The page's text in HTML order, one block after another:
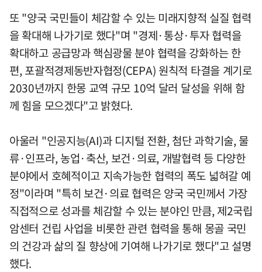
또 "양국 국민들이 체감할 수 있는 미래지향적 실질 협력
을 확대해 나가기로 했다"며 "경제·통상·투자 협력을
확대하고 공급망과 핵심광물 분야 협력을 강화하는 한
편, 포괄적경제동반자협정(CEPA) 원칙적 타결을 계기로
2030년까지 한몽 교역 규모 10억 달러 달성을 위해 함
께 힘을 모으겠다"고 밝혔다.
아울러 "인공지능(AI)과 디지털 전환, 첨단 과학기술, 물
류·인프라, 농업·축산, 보건·의료, 개발협력 등 다양한
분야에서 호혜적이고 지속가능한 협력의 폭도 넓혀갈 예
정"이라며 "특히 보건·의료 협력은 양국 국민께서 가장
직접적으로 성과를 체감할 수 있는 분야인 만큼, 제2국립
암센터 건립 사업을 비롯한 관련 협력을 통해 몽골 국민
의 건강과 삶의 질 향상에 기여해 나가기로 했다"고 설명
했다.